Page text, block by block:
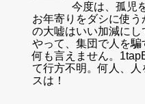
今度は、孤児
お年寄りをダシに使
の大嘘はいい加減に
やって、集団で人を
何も言えません。
て行方不明。何人、
スは！